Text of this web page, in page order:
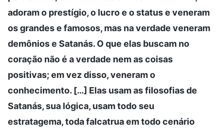
adoram o prestígio, o lucro e o status e veneram
os grandes e famosos, mas na verdade veneram
demônios e Satanás. O que elas buscam no
coração não é a verdade nem as coisas
positivas; em vez disso, veneram o
conhecimento. […] Elas usam as filosofias de
Satanás, sua lógica, usam todo seu
estratagema, toda falcatrua em todo cenário